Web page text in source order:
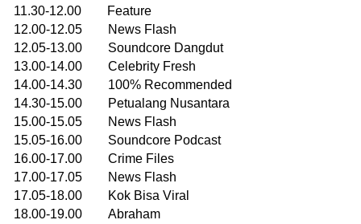
11.30-12.00 Feature
12.00-12.05 News Flash
12.05-13.00 Soundcore Dangdut
13.00-14.00 Celebrity Fresh
14.00-14.30 100% Recommended
14.30-15.00 Petualang Nusantara
15.00-15.05 News Flash
15.05-16.00 Soundcore Podcast
16.00-17.00 Crime Files
17.00-17.05 News Flash
17.05-18.00 Kok Bisa Viral
18.00-19.00 Abraham